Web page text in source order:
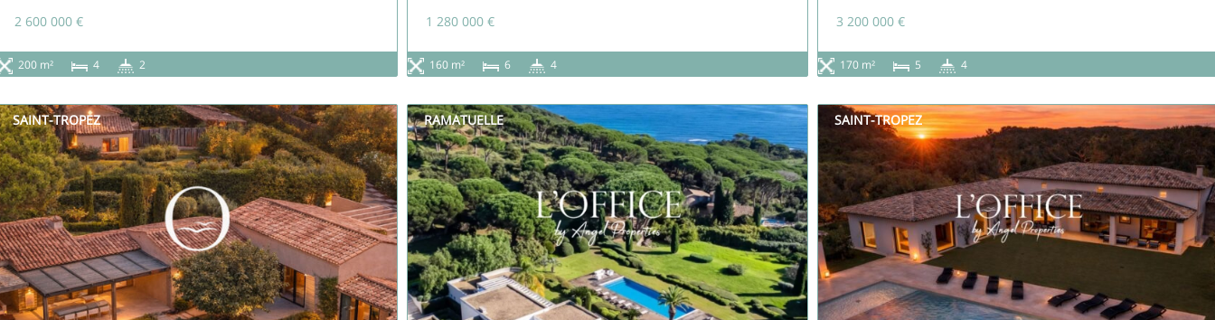
2 600 000 €
200 m² 4 2
1 280 000 €
160 m² 6 4
3 200 000 €
170 m² 5 4
SAINT-TROPEZ RAMATUELLE SAINT-TROPEZ